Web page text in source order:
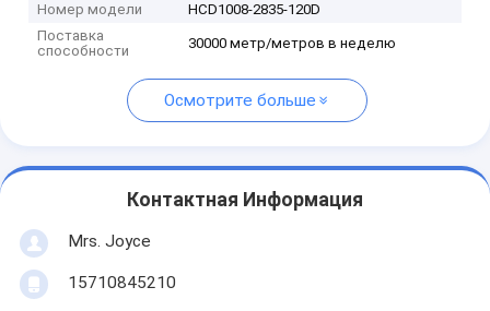
Номер модели
HCD1008-2835-120D
Поставка
способности
30000 метр/метров в неделю
Осмотрите больше
Контактная Информация
Mrs. Joyce
15710845210